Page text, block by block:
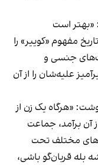
«بهتر است
مفهوم «کوییر» را
جنسی و
علیه‌شان را از آن
«هرگاه یک زن از
برآمد، جماعت
مختلف تحت
قربان‌گو باشی،